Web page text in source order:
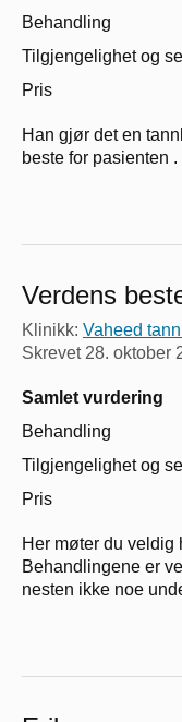
Behandling
Tilgjengelighet og
Pris
Han gjør det en
beste for pasienten
Verdens
Klinikk: Vaheed
Skrevet 28. oktober
Samlet vurdering
Behandling
Tilgjengelighet og
Pris
Her møter du veldig
Behandlingene er
nesten ikke noe